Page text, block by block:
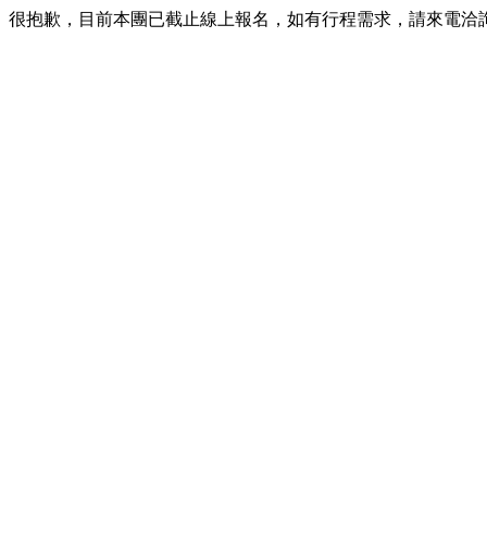
很抱歉，目前本團已截止線上報名，如有行程需求，請來電洽